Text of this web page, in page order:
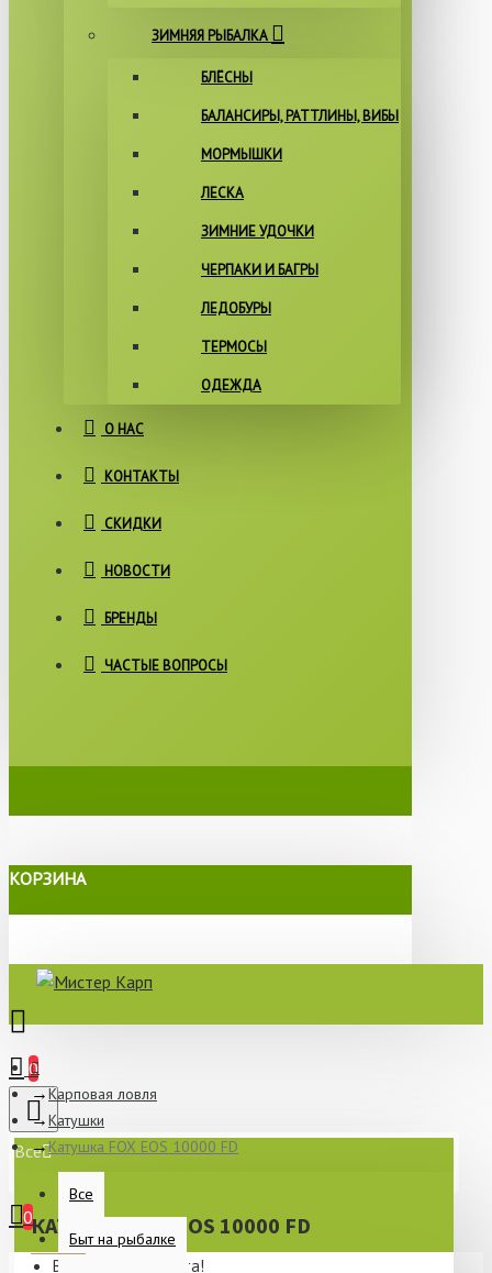
ЗИМНЯЯ РЫБАЛКА
БЛЁСНЫ
БАЛАНСИРЫ, РАТТЛИНЫ, ВИБЫ
МОРМЫШКИ
ЛЕСКА
ЗИМНИЕ УДОЧКИ
ЧЕРПАКИ И БАГРЫ
ЛЕДОБУРЫ
ТЕРМОСЫ
ОДЕЖДА
О НАС
КОНТАКТЫ
СКИДКИ
НОВОСТИ
БРЕНДЫ
ЧАСТЫЕ ВОПРОСЫ
КОРЗИНА
0
Все
Все
Быт на рыбалке
0
Ваша корзина пуста!
Карповая ловля
Катушки
Катушка FOX EOS 10000 FD
КАТУШКА FOX EOS 10000 FD